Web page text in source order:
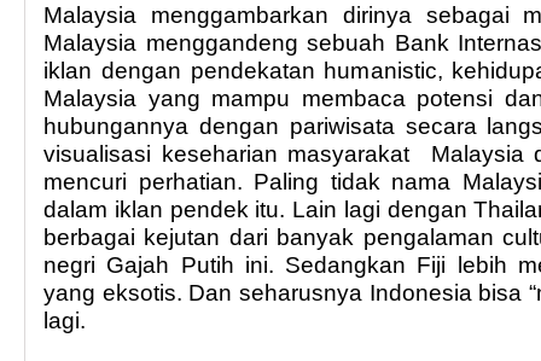
Malaysia menggambarkan dirinya sebagai
Malaysia menggandeng sebuah Bank
iklan dengan pendekatan humanistic,
Malaysia yang mampu membaca potensi
hubungannya dengan pariwisata secara
visualisasi keseharian masyarakat Malaysia
mencuri perhatian. Paling tidak nama
dalam iklan pendek itu. Lain lagi dengan
berbagai kejutan dari banyak pengalaman
negri Gajah Putih ini. Sedangkan Fiji lebih
yang eksotis. Dan seharusnya Indonesia bisa
lagi.